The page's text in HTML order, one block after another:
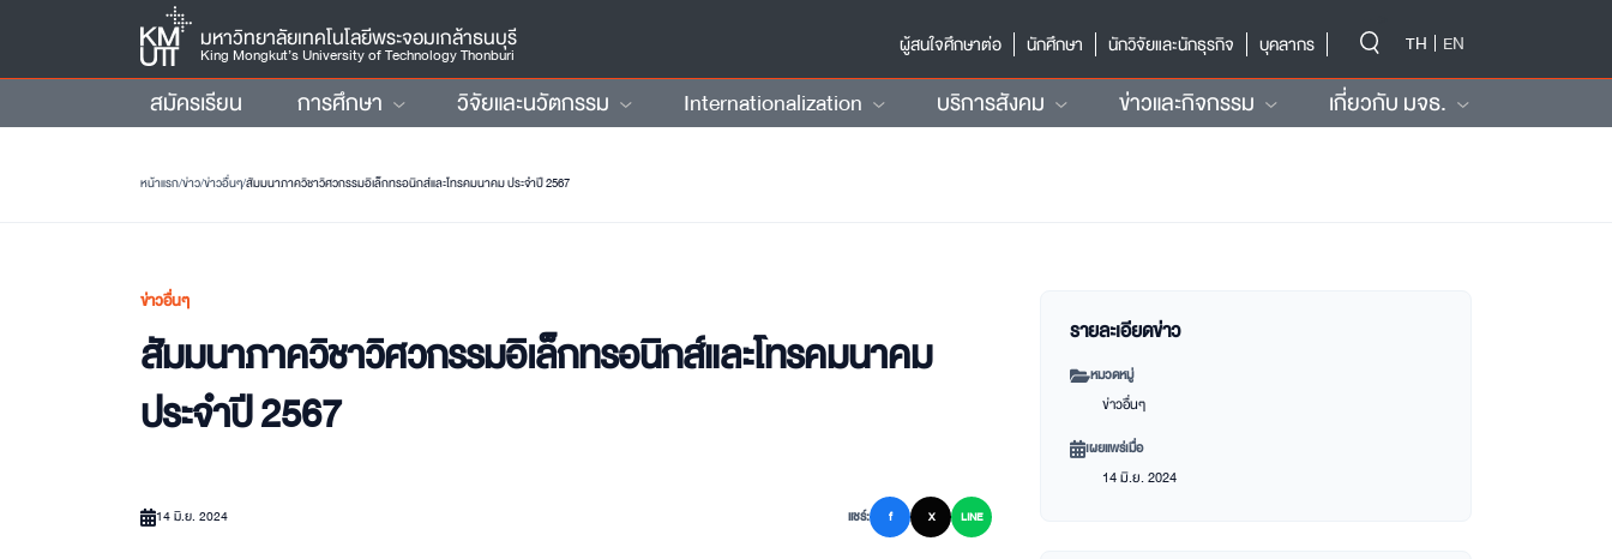
มหาวิทยาลัยเทคโนโลยีพระจอมเกล้าธนบุรี
King Mongkut’s University of Technology Thonburi
ผู้สนใจศึกษาต่อ
นักศึกษา นักวิจัยและนักธุรกิจ บุคลากร TH EN
สมัครเรียน การศึกษา วิจัยและนวัตกรรม Internationalization บริการสังคม ข่าวและกิจกรรม เกี่ยวกับ มจธ.
หน้าแรก/ข่าว/ข่าวอื่นๆ/สัมมนาภาควิชาวิศวกรรมอิเล็กทรอนิกส์และโทรคมนาคม ประจำปี 2567
ข่าวอื่นๆ
สัมมนาภาควิชาวิศวกรรมอิเล็กทรอนิกส์และโทรคมนาคม
ประจำปี 2567
14 มิ.ย. 2024 แชร์: f X LINE
รายละเอียดข่าว
หมวดหมู่
ข่าวอื่นๆ
เผยแพร่เมื่อ
14 มิ.ย. 2024